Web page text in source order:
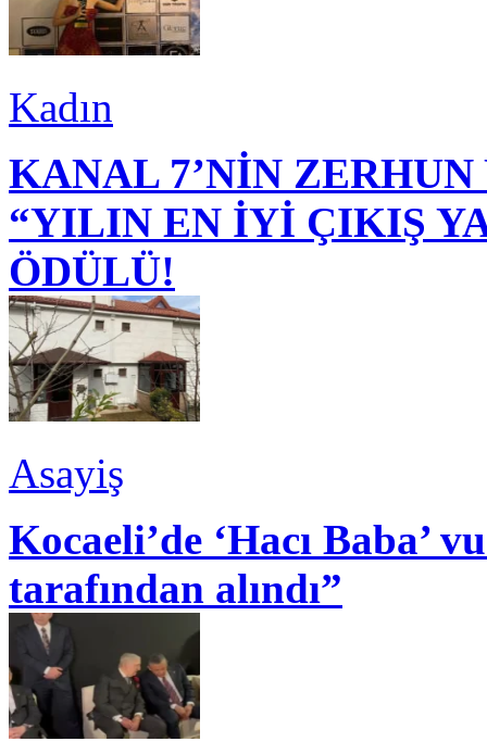
Kadın
KANAL 7’NİN
“YILIN EN İYİ ÇIKIŞ
ÖDÜLÜ!
Asayiş
Kocaeli’de ‘Hacı Baba’
tarafından alındı”